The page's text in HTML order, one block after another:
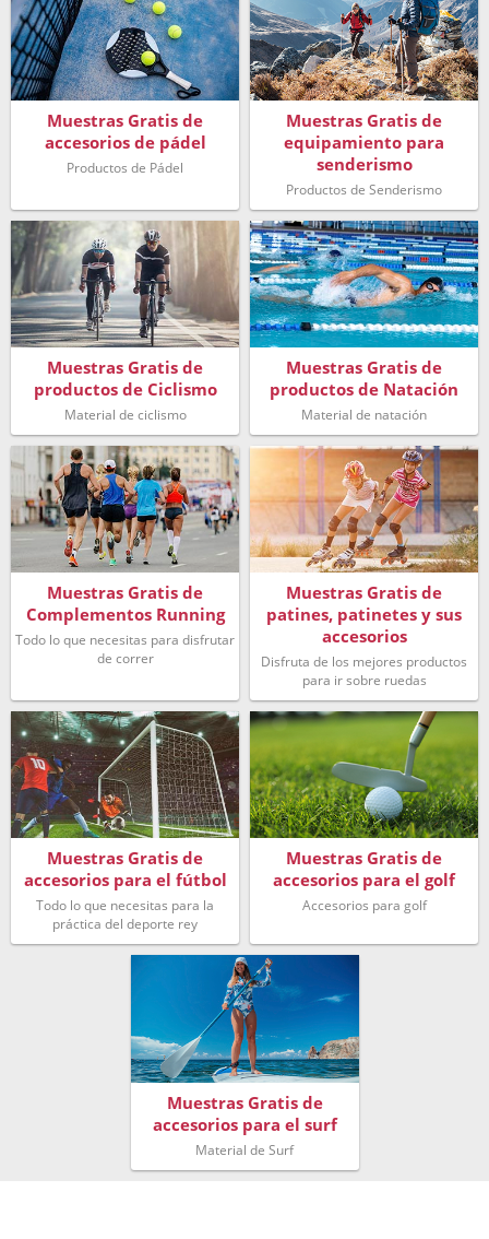
Muestras Gratis de
accesorios de pádel
Productos de Pádel
Muestras Gratis de
equipamiento para
senderismo
Productos de Senderismo
Muestras Gratis de
productos de Ciclismo
Material de ciclismo
Muestras Gratis de
productos de Natación
Material de natación
Muestras Gratis de
Complementos Running
Todo lo que necesitas para disfrutar
de correr
Muestras Gratis de
patines, patinetes y sus
accesorios
Disfruta de los mejores productos
para ir sobre ruedas
Muestras Gratis de
accesorios para el fútbol
Todo lo que necesitas para la
práctica del deporte rey
Muestras Gratis de
accesorios para el golf
Accesorios para golf
Muestras Gratis de
accesorios para el surf
Material de Surf